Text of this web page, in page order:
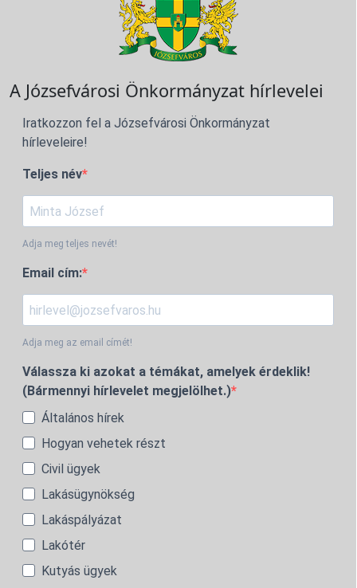
A Józsefvárosi Önkormányzat hírlevelei
Iratkozzon fel a Józsefvárosi Önkormányzat
hírleveleire!
Teljes név
Adja meg teljes nevét!
Email cím:
Adja meg az email címét!
Válassza ki azokat a témákat, amelyek érdeklik!
(Bármennyi hírlevelet megjelölhet.)
Általános hírek
Hogyan vehetek részt
Civil ügyek
Lakásügynökség
Lakáspályázat
Lakótér
Kutyás ügyek